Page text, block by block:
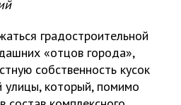
градостроительной
«отцов города»,
собственность кусок
улицы, который, помимо